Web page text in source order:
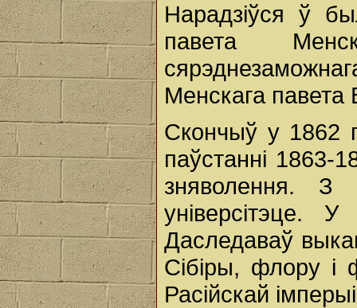
Нарадзіўся ў
павета
Менскага павета
Скончыў у 1862
паўстанні 1863-
зняволення. З
універсітэце.
Даследаваў
Сібіры, флору i
Расійскай